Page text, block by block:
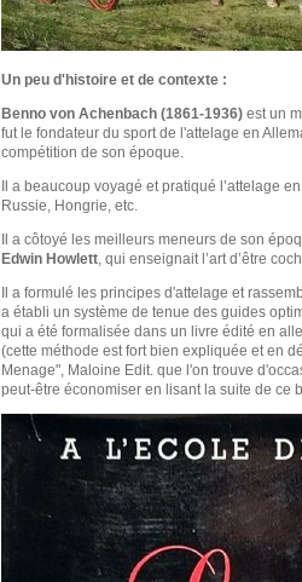
Un peu d'histoire et de contexte :
Benno von Achenbach (1861-1936) est un
fut le fondateur du sport de l'attelage en
compétition de son époque.
Il a beaucoup voyagé et pratiqué l’attelage
Russie, Hongrie, etc.
Il a côtoyé les meilleurs meneurs de son
Edwin Howlett, qui enseignait l’art d’être
Il a formulé les principes d'attelage et
a établi un système de tenue des guides
qui a été formalisée dans un livre édité en
(cette méthode est fort bien expliquée et en
Menage", Maloine Edit. que l'on trouve
peut-être économiser en lisant la suite de ce